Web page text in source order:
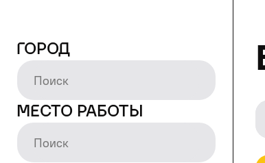
Город
Место работы